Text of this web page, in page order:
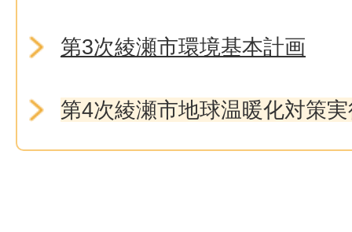
第3次綾瀬市環境基本計画
第4次綾瀬市地球温暖化対策